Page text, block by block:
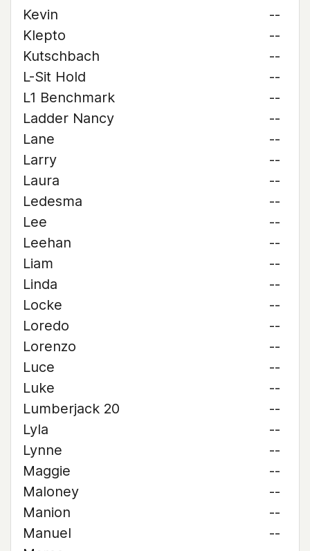
Kevin
--
Klepto
--
Kutschbach
--
L-Sit Hold
--
L1 Benchmark
--
Ladder Nancy
--
Lane
--
Larry
--
Laura
--
Ledesma
--
Lee
--
Leehan
--
Liam
--
Linda
--
Locke
--
Loredo
--
Lorenzo
--
Luce
--
Luke
--
Lumberjack 20
--
Lyla
--
Lynne
--
Maggie
--
Maloney
--
Manion
--
Manuel
--